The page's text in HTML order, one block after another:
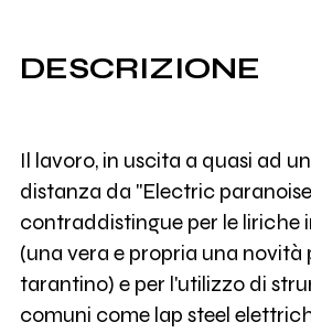
DESCRIZIONE
Il lavoro, in uscita a quasi ad
distanza da "Electric
contraddistingue per le liriche
(una vera e propria una novità
tarantino) e per l'utilizzo di
comuni come lap steel